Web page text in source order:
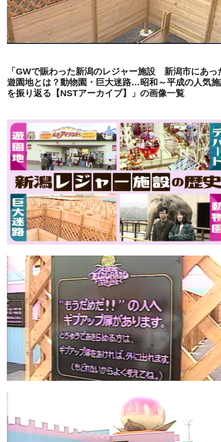
「GWで賑わった新潟のレジャー施設 新潟市にあっ
遊園地とは？動物園・巨大迷路…昭和～平成の人気
を振り返る【NSTアーカイブ】」の画像一覧